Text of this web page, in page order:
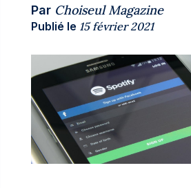
Par Choiseul Magazine
Publié le 15 février 2021